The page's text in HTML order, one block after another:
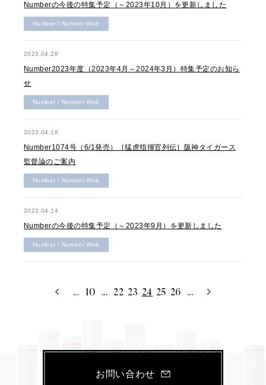
Numberの今後の特集予定（～2023年10月）を更新しました
Number / Number Web
2023.04.28
Number2023年度（2023年4月～2024年3月）特集予定のお知ら
せ
Number / Number Web
2023.04.18
Number1074号（6/1発売）［猛虎指揮官列伝］阪神タイガース
監督論のご案内
Number / Number Web
2023.04.14
Numberの今後の特集予定（～2023年9月）を更新しました
Number / Number Web
... 10 ... 22 23 24 25 26 ...
お問い合わせ